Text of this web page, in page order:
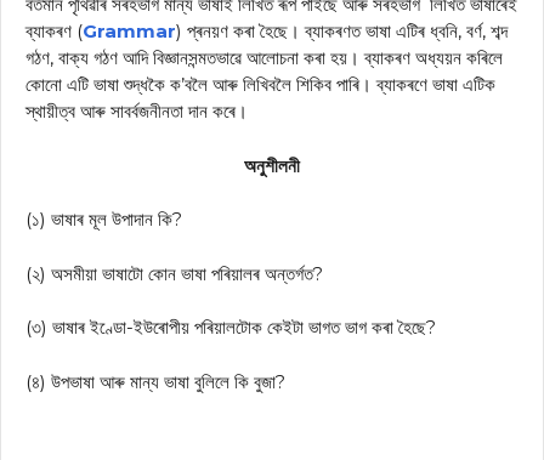
ব্যাকৰণ (Grammar) প্ৰনয়ণ কৰা হৈছে। ব্যাকৰণত ভাষা এটিৰ ধ্বনি, বৰ্ণ, শব্দ
গঠণ, বাক্য গঠণ আদি বিজ্ঞানসন্মতভাৱে আলোচনা কৰা হয়। ব্যাকৰণ অধ্যয়ন কৰিলে
কোনো এটি ভাষা শুদ্ধকৈ ক’বলৈ আৰু লিখিবলৈ শিকিব পাৰি। ব্যাকৰণে ভাষা এটিক
স্থায়ীত্ব আৰু সাবৰ্বজনীনতা দান কৰে।
অনুশীলনী
(১) ভাষাৰ মূল উপাদান কি?
(২) অসমীয়া ভাষাটো কোন ভাষা পৰিয়ালৰ অন্তৰ্গত?
(৩) ভাষাৰ ইণ্ডো-ইউৰোপীয় পৰিয়ালটোক কেইটা ভাগত ভাগ কৰা হৈছে?
(৪) উপভাষা আৰু মান্য ভাষা বুলিলে কি বুজা?